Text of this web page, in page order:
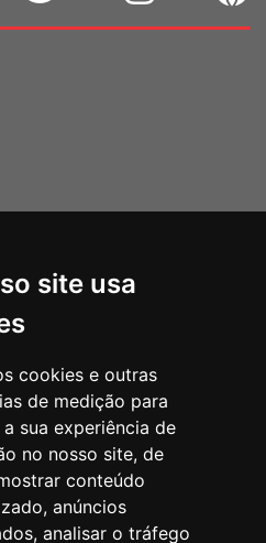
site usa
cookies e outras
de medição para
sua experiência de
no nosso site, de
conteúdo
anúncios
analisar o tráfego